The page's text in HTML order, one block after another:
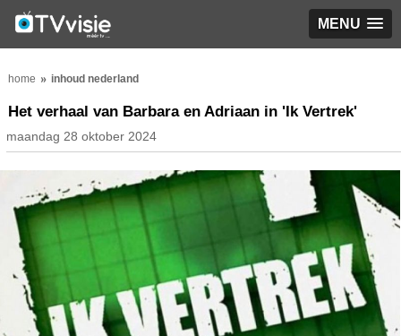
MENU
home inhoud nederland
Het verhaal van Barbara en Adriaan in 'Ik Vertrek'
maandag 28 oktober 2024